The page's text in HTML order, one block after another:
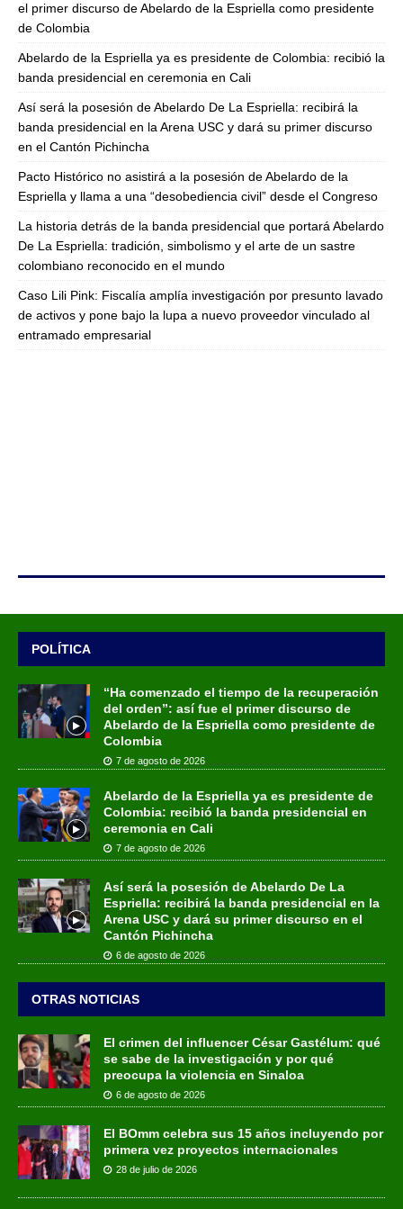
el primer discurso de Abelardo de la Espriella como presidente
de Colombia
Abelardo de la Espriella ya es presidente de Colombia: recibió la
banda presidencial en ceremonia en Cali
Así será la posesión de Abelardo De La Espriella: recibirá la
banda presidencial en la Arena USC y dará su primer discurso
en el Cantón Pichincha
Pacto Histórico no asistirá a la posesión de Abelardo de la
Espriella y llama a una “desobediencia civil” desde el Congreso
La historia detrás de la banda presidencial que portará Abelardo
De La Espriella: tradición, simbolismo y el arte de un sastre
colombiano reconocido en el mundo
Caso Lili Pink: Fiscalía amplía investigación por presunto lavado
de activos y pone bajo la lupa a nuevo proveedor vinculado al
entramado empresarial
POLÍTICA
“Ha comenzado el tiempo de la recuperación
del orden”: así fue el primer discurso de
Abelardo de la Espriella como presidente de
Colombia
7 de agosto de 2026
Abelardo de la Espriella ya es presidente de
Colombia: recibió la banda presidencial en
ceremonia en Cali
7 de agosto de 2026
Así será la posesión de Abelardo De La
Espriella: recibirá la banda presidencial en la
Arena USC y dará su primer discurso en el
Cantón Pichincha
6 de agosto de 2026
OTRAS NOTICIAS
El crimen del influencer César Gastélum: qué
se sabe de la investigación y por qué
preocupa la violencia en Sinaloa
6 de agosto de 2026
El BOmm celebra sus 15 años incluyendo por
primera vez proyectos internacionales
28 de julio de 2026